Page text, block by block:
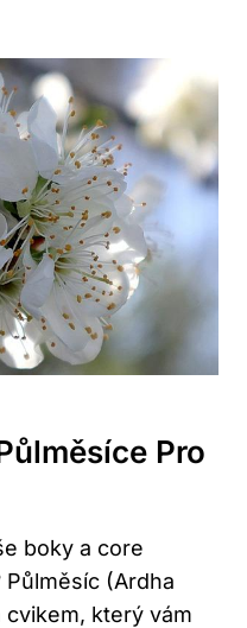
Pro
boky a core
(Ardha
cvikem, který vám